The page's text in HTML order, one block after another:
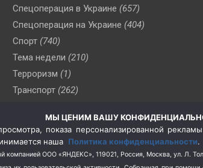
Спецоперация в Украине (657)
Спецоперация на Украине (404)
Спорт (740)
Тема недели (210)
Терроризм (1)
Транспорт (262)
(76)
Цены (2)
Школа и спорт (2)
МЫ ЦЕНИМ ВАШУ
показа персонализированной
наша Политика конфиденциальности.
компанией ООО «ЯНДЕКС», 119021, Россия, Москва, ул. Л.